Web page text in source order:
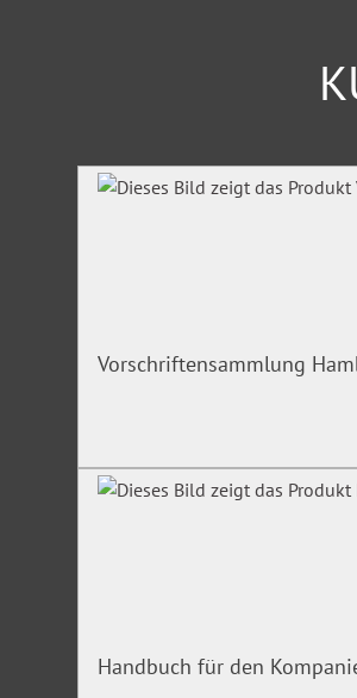
Produktgalerie überspringen
Vorschriftensammlung
Handbuch für den